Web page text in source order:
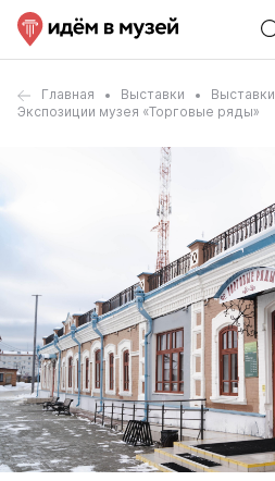
Главная Выставки
Выставки
Экспозиции музея «Торговые ряды»